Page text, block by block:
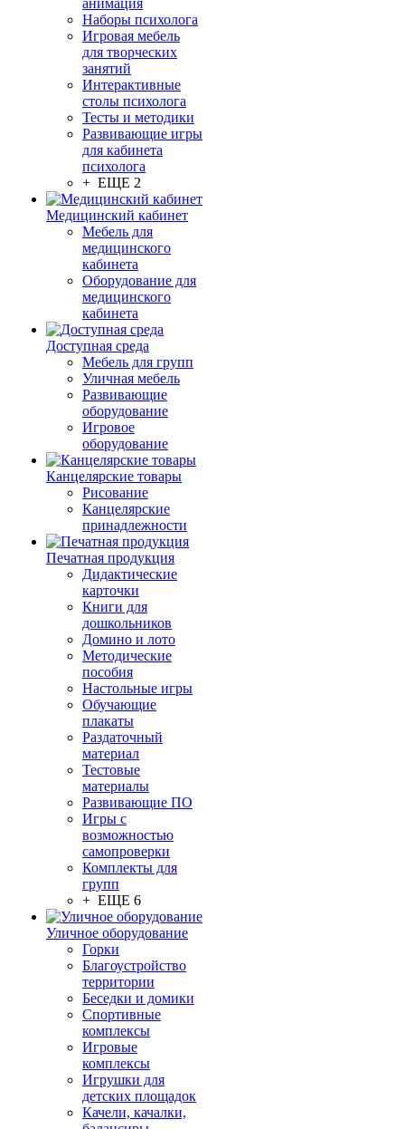
анимация
Наборы психолога
Игровая мебель
для творческих
занятий
Интерактивные
столы психолога
Тесты и методики
Развивающие игры
для кабинета
психолога
+ ЕЩЕ 2
Медицинский кабинет
Мебель для
медицинского
кабинета
Оборудование для
медицинского
кабинета
Доступная среда
Мебель для групп
Уличная мебель
Развивающие
оборудование
Игровое
оборудование
Канцелярские товары
Рисование
Канцелярские
принадлежности
Печатная продукция
Дидактические
карточки
Книги для
дошкольников
Домино и лото
Методические
пособия
Настольные игры
Обучающие
плакаты
Раздаточный
материал
Тестовые
материалы
Развивающие ПО
Игры с
возможностью
самопроверки
Комплекты для
групп
+ ЕЩЕ 6
Уличное оборудование
Горки
Благоустройство
территории
Беседки и домики
Спортивные
комплексы
Игровые
комплексы
Игрушки для
детских площадок
Качели, качалки,